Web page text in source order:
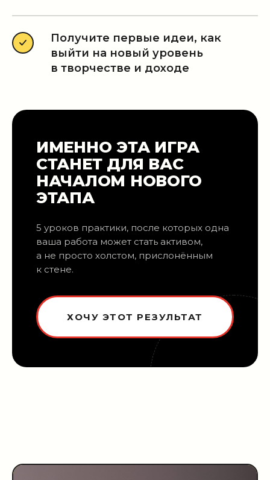
Получите первые идеи, как
выйти на новый уровень
в творчестве и доходе
ИМЕННО ЭТА ИГРА
СТАНЕТ ДЛЯ ВАС
НАЧАЛОМ НОВОГО
ЭТАПА
5 уроков практики, после которых одна
ваша работа может стать активом,
а не просто холстом, прислонённым
к стене.
ХОЧУ ЭТОТ РЕЗУЛЬТАТ